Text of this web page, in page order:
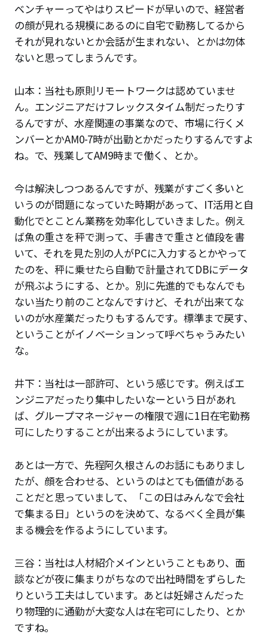
ベンチャーってやはりスピードが早いので、経営者
の顔が見れる規模にあるのに自宅で勤務してるから
それが見れないとか会話が生まれない、とかは勿体
ないと思ってしまうんです。
山本：当社も原則リモートワークは認めていませ
ん。エンジニアだけフレックスタイム制だったりす
るんですが、水産関連の事業なので、市場に行くメ
ンバーとかAM0-7時が出勤とかだったりするんですよ
ね。で、残業してAM9時まで働く、とか。
今は解決しつつあるんですが、残業がすごく多いと
いうのが問題になっていた時期があって、IT活用と自
動化でとことん業務を効率化していきました。例え
ば魚の重さを秤で測って、手書きで重さと値段を書
いて、それを見た別の人がPCに入力するとかやって
たのを、秤に乗せたら自動で計量されてDBにデータ
が飛ぶようにする、とか。別に先進的でもなんでも
ない当たり前のことなんですけど、それが出来てな
いのが水産業だったりもするんです。標準まで戻す、
ということがイノベーションって呼べちゃうみたい
な。
井下：当社は一部許可、という感じです。例えばエ
ンジニアだったり集中したいなーという日があれ
ば、グループマネージャーの権限で週に1日在宅勤務
可にしたりすることが出来るようにしています。
あとは一方で、先程阿久根さんのお話にもありまし
たが、顔を合わせる、というのはとても価値がある
ことだと思っていまして、「この日はみんなで会社
で集まる日」というのを決めて、なるべく全員が集
まる機会を作るようにしています。
三谷：当社は人材紹介メインということもあり、面
談などが夜に集まりがちなので出社時間をずらした
りという工夫はしています。あとは妊婦さんだった
り物理的に通勤が大変な人は在宅可にしたり、とか
ですね。